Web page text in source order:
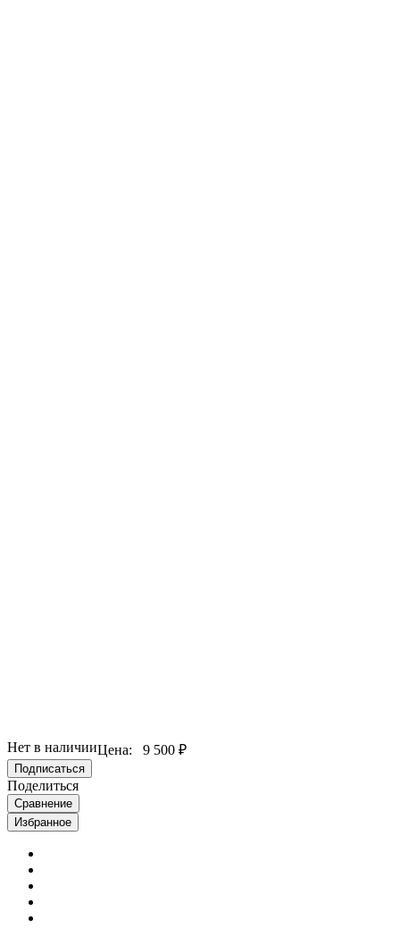
Нет в наличииЦена: 9 500 ₽
Подписаться
Поделиться
Сравнение
Избранное